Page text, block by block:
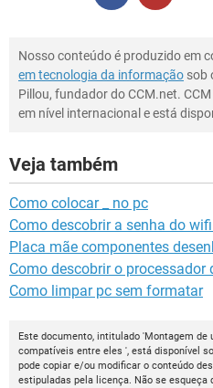
Nosso conteúdo é produzido em
em tecnologia da informação sob
Pillou, fundador do CCM.net.
em nível internacional e está
Veja também
Como colocar _ no pc
Como descobrir a senha do
Placa mãe componentes
Como descobrir o processador
Como limpar pc sem formatar
Este documento, intitulado 'Montagem de
compatíveis entre eles ', está disponível
pode copiar e/ou modificar o conteúdo
estipuladas pela licença. Não se esqueça